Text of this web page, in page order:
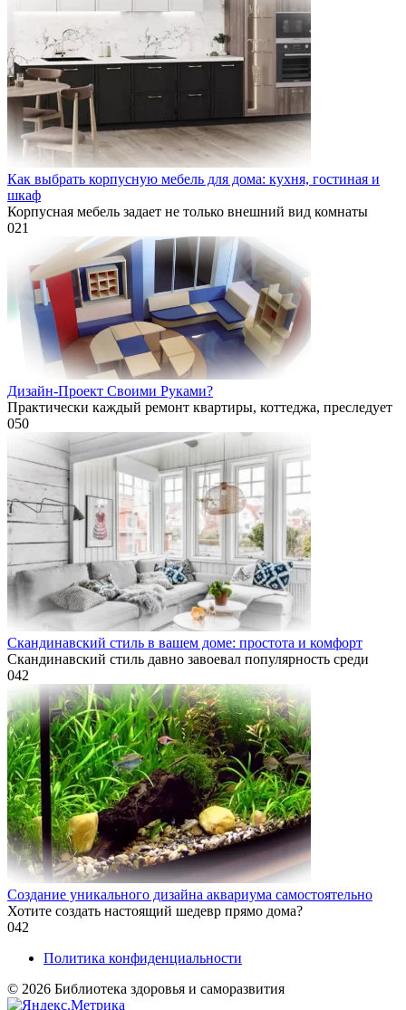
Как выбрать корпусную мебель для дома: кухня, гостиная и
шкаф
Корпусная мебель задает не только внешний вид комнаты
021
Дизайн-Проект Своими Руками?
Практически каждый ремонт квартиры, коттеджа, преследует
050
Скандинавский стиль в вашем доме: простота и комфорт
Скандинавский стиль давно завоевал популярность среди
042
Создание уникального дизайна аквариума самостоятельно
Хотите создать настоящий шедевр прямо дома?
042
Политика конфиденциальности
© 2026 Библиотека здоровья и саморазвития